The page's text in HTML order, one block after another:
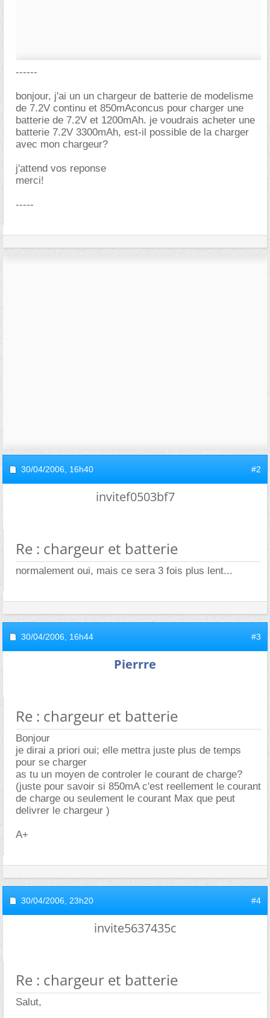
------
bonjour, j'ai un un chargeur de batterie de modelisme
de 7.2V continu et 850mAconcus pour charger une
batterie de 7.2V et 1200mAh. je voudrais acheter une
batterie 7.2V 3300mAh, est-il possible de la charger
avec mon chargeur?
j'attend vos reponse
merci!
-----
30/04/2006, 16h40 #2
invitef0503bf7
Re : chargeur et batterie
normalement oui, mais ce sera 3 fois plus lent...
30/04/2006, 16h44 #3
Pierrre
Re : chargeur et batterie
Bonjour
je dirai a priori oui; elle mettra juste plus de temps
pour se charger
as tu un moyen de controler le courant de charge?
(juste pour savoir si 850mA c'est reellement le courant
de charge ou seulement le courant Max que peut
delivrer le chargeur )
A+
30/04/2006, 23h20 #4
invite5637435c
Re : chargeur et batterie
Salut,